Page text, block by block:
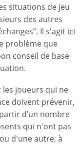
situations de jeu
des autres
Il s'agit ici
problème que
conseil de base
les joueurs qui ne
doivent prévenir,
d’un nombre
qui n'ont pas
d'une autre, à